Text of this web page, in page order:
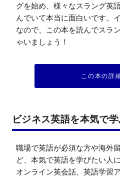
グを始め、様々なスラング英
んでいて本当に面白いです。
なので、この本を読んでスラ
ゃいましょう！
この本の詳
ビジネス英語を本気で学
職場で英語が必須な方や海外
ど、本気で英語を学びたい人
オンライン英会話、英語学習